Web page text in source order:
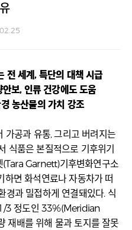
전 세계, 특단의 대책 시급
보, 인류 건강에도 도움
농산물의 가치 강조
가공과 유통, 그리고 버려지는
식품은 본질적으로 기후위기
(Tara Garnett)기후변화연구소
하면 화석연료나 자동차가 떠
경과 밀접하게 연결돼있다. 식
3 정도인 33%(Meridian
재배를 위해 물과 토지를 잘못